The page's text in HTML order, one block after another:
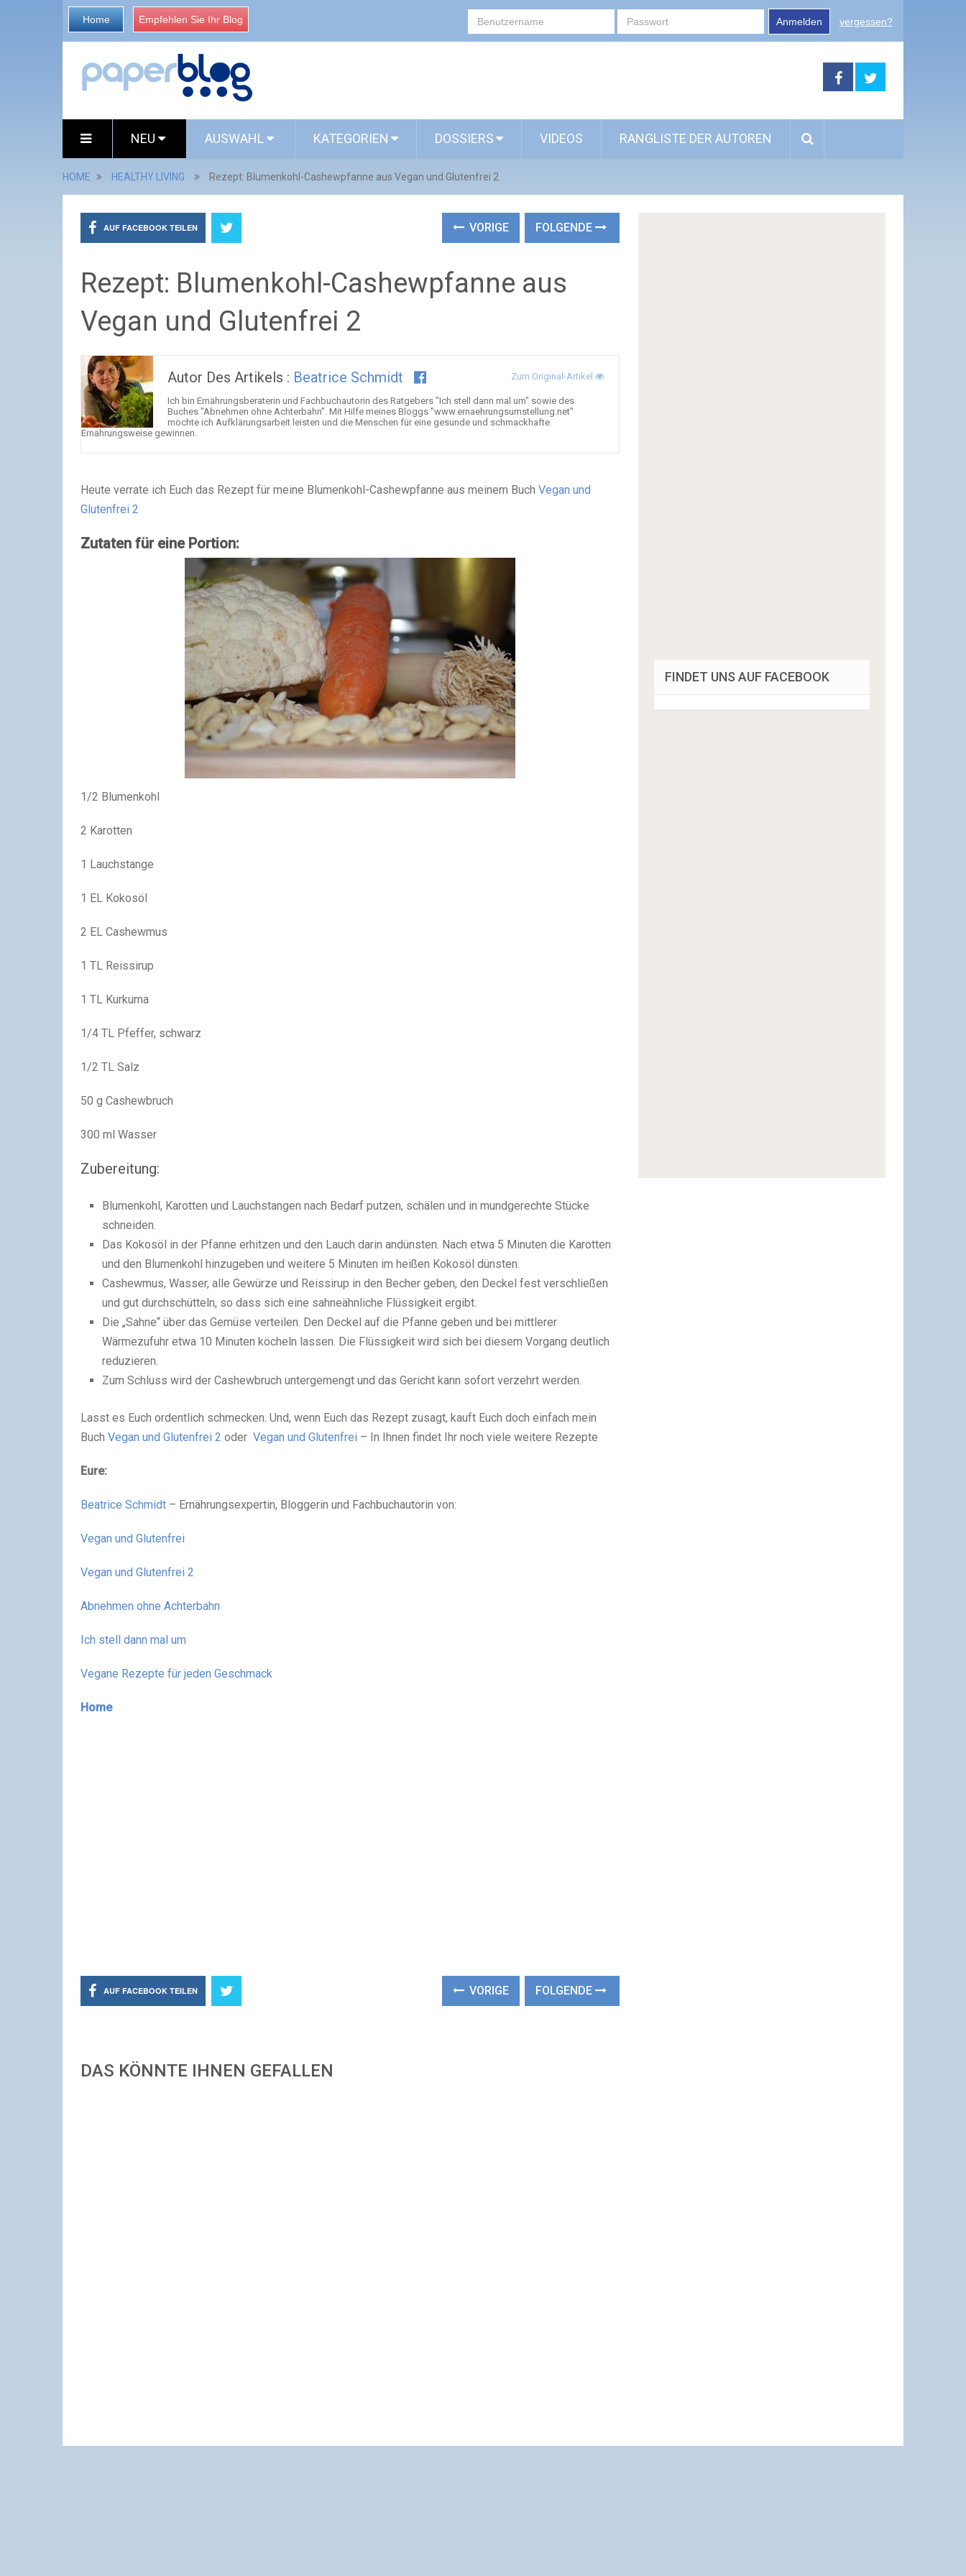
Home Empfehlen Sie Ihr Blog Anmelden vergessen?
NEU AUSWAHL KATEGORIEN DOSSIERS VIDEOS RANGLISTE DER AUTOREN
HOME HEALTHY LIVING Rezept: Blumenkohl-Cashewpfanne aus Vegan und Glutenfrei 2
AUF FACEBOOK TEILEN VORIGE FOLGENDE
Rezept: Blumenkohl-Cashewpfanne aus
Vegan und Glutenfrei 2
Autor Des Artikels : Beatrice Schmidt Zum Original-Artikel
Ich bin Ernährungsberaterin und Fachbuchautorin des Ratgebers "Ich stell dann mal um" sowie des
Buches "Abnehmen ohne Achterbahn". Mit Hilfe meines Bloggs "www.ernaehrungsumstellung.net"
möchte ich Aufklärungsarbeit leisten und die Menschen für eine gesunde und schmackhafte
Ernährungsweise gewinnen.
Heute verrate ich Euch das Rezept für meine Blumenkohl-Cashewpfanne aus meinem Buch Vegan und
Glutenfrei 2
Zutaten für eine Portion:
1/2 Blumenkohl
2 Karotten
1 Lauchstange
1 EL Kokosöl
2 EL Cashewmus
1 TL Reissirup
1 TL Kurkuma
1/4 TL Pfeffer, schwarz
1/2 TL Salz
50 g Cashewbruch
300 ml Wasser
Zubereitung:
Blumenkohl, Karotten und Lauchstangen nach Bedarf putzen, schälen und in mundgerechte Stücke
schneiden.
Das Kokosöl in der Pfanne erhitzen und den Lauch darin andünsten. Nach etwa 5 Minuten die Karotten
und den Blumenkohl hinzugeben und weitere 5 Minuten im heißen Kokosöl dünsten.
Cashewmus, Wasser, alle Gewürze und Reissirup in den Becher geben, den Deckel fest verschließen
und gut durchschütteln, so dass sich eine sahneähnliche Flüssigkeit ergibt.
Die „Sahne“ über das Gemüse verteilen. Den Deckel auf die Pfanne geben und bei mittlerer
Wärmezufuhr etwa 10 Minuten köcheln lassen. Die Flüssigkeit wird sich bei diesem Vorgang deutlich
reduzieren.
Zum Schluss wird der Cashewbruch untergemengt und das Gericht kann sofort verzehrt werden.
Lasst es Euch ordentlich schmecken. Und, wenn Euch das Rezept zusagt, kauft Euch doch einfach mein
Buch Vegan und Glutenfrei 2 oder Vegan und Glutenfrei – In Ihnen findet Ihr noch viele weitere Rezepte
Eure:
Beatrice Schmidt – Ernährungsexpertin, Bloggerin und Fachbuchautorin von:
Vegan und Glutenfrei
Vegan und Glutenfrei 2
Abnehmen ohne Achterbahn
Ich stell dann mal um
Vegane Rezepte für jeden Geschmack
Home
AUF FACEBOOK TEILEN VORIGE FOLGENDE
DAS KÖNNTE IHNEN GEFALLEN
FINDET UNS AUF FACEBOOK